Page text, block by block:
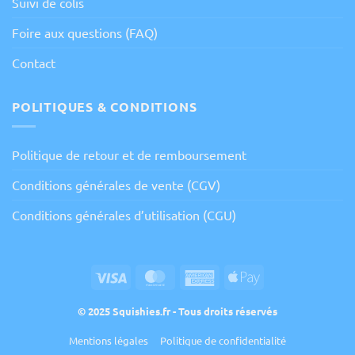
Foire aux questions (FAQ)
Contact
POLITIQUES & CONDITIONS
Politique de retour et de remboursement
Conditions générales de vente (CGV)
Conditions générales d’utilisation (CGU)
Visa MasterCardAmericanApple
© 2025 Squishies.fr - Tous droits réservés
Mentions légales Politique de confidentialité